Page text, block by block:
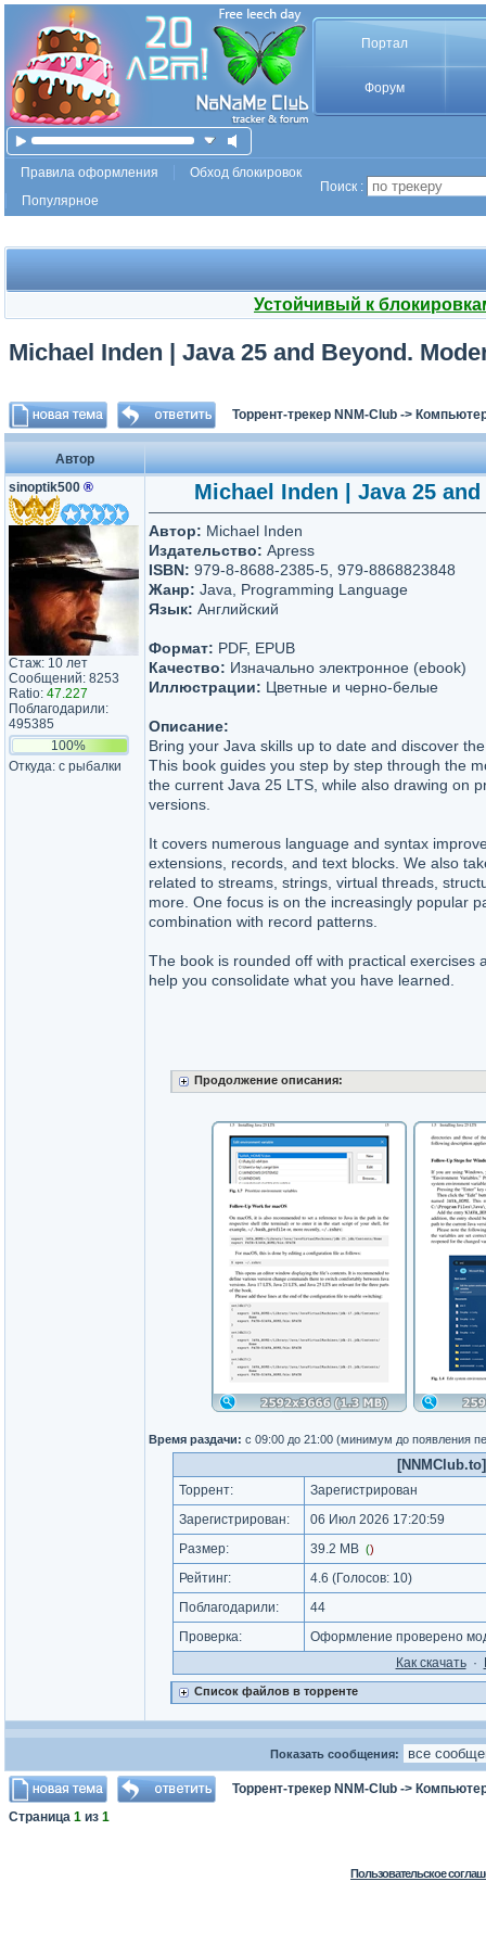
Портал
Форум
Правила оформления
Обход блокировок
Популярное
Поиск :
Устойчивый к
Michael Inden | Java 25 and Beyond.
Торрент-трекер NNM-Club ->
Автор
sinoptik500 ®
Стаж: 10 лет
Сообщений: 8253
Ratio: 47.227
Поблагодарили:
495385
100%
Откуда: с рыбалки
Michael Inden | Java 25
Автор: Michael Inden
Издательство: Apress
ISBN: 979-8-8688-2385-5, 979-8868823848
Жанр: Java, Programming Language
Язык: Английский
Формат: PDF, EPUB
Качество: Изначально электронное (ebook)
Иллюстрации: Цветные и черно-белые
Описание:
Bring your Java skills up to date and discover
This book guides you step by step through the
the current Java 25 LTS, while also drawing on
versions.
It covers numerous language and syntax
extensions, records, and text blocks. We also
related to streams, strings, virtual threads,
more. One focus is on the increasingly popular
combination with record patterns.
The book is rounded off with practical exercises
help you consolidate what you have learned.
Продолжение описания:
Время раздачи: с 09:00 до 21:00 (минимум до появления
Торрент:
Зарегистрирован
Зарегистрирован:
06 Июл 2026 17:20:59
Размер:
39.2 MB ()
Рейтинг: 4.6 (Голосов: 10)
Поблагодарили:
44
Проверка:
Оформление проверено
Как cкачать·
Список файлов в торренте
Показать сообщения:
Торрент-трекер NNM-Club ->
Страница 1 из 1
Пользовательское